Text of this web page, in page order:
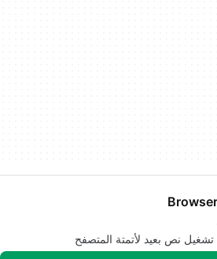
تشغيل نص بعيد لأتمتة المتصفح